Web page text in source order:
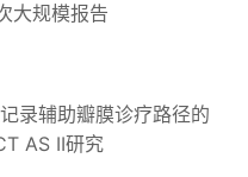
大规模报告
录辅助瓣膜诊疗路径的
AS II研究